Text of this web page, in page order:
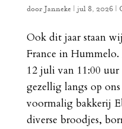
door Janneke| jul 8, 2026|
Ook dit jaar staan
France in
12 juli van 11:00
gezellig langs op
voormalig bakkerij
diverse broodjes,